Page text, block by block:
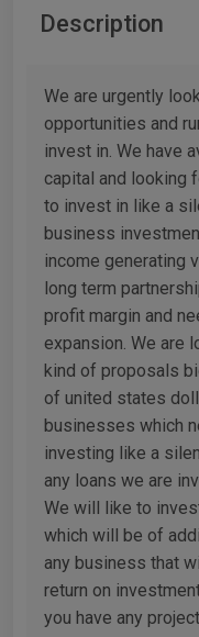
Description
We are urgently
opportunities and
invest in. We have
capital and looking
to invest in like a
business
income generating
long term
profit margin and
expansion. We are
kind of proposals
of united states
businesses which
investing like a
any loans we are
We will like to
which will be of
any business that
return on
you have any